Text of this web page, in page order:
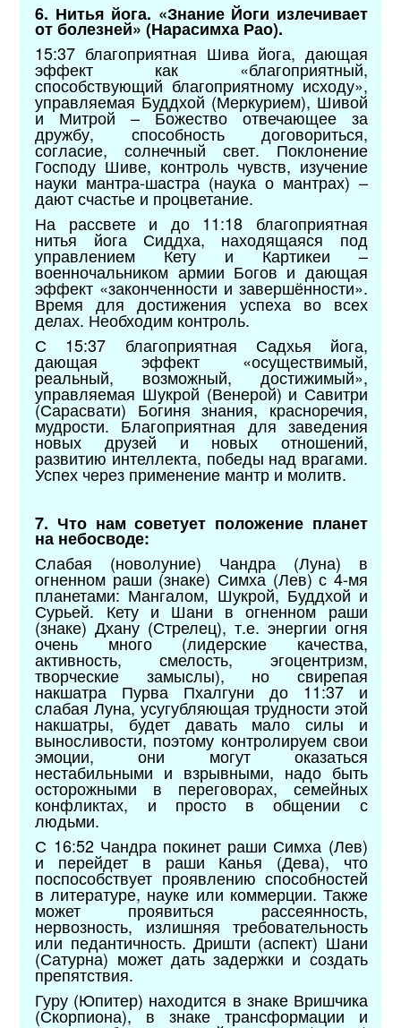
6. Нитья йога. «Знание Йоги излечивает
от болезней» (Нарасимха Рао).
15:37 благоприятная Шива йога, дающая
эффект как «благоприятный,
способствующий благоприятному исходу»,
управляемая Буддхой (Меркурием), Шивой
и Митрой – Божество отвечающее за
дружбу, способность договориться,
согласие, солнечный свет. Поклонение
Господу Шиве, контроль чувств, изучение
науки мантра-шастра (наука о мантрах) –
дают счастье и процветание.
На рассвете и до 11:18 благоприятная
нитья йога Сиддха, находящаяся под
управлением Кету и Картикеи –
военночальником армии Богов и дающая
эффект «законченности и завершённости».
Время для достижения успеха во всех
делах. Необходим контроль.
С 15:37 благоприятная Садхья йога,
дающая эффект «осуществимый,
реальный, возможный, достижимый»,
управляемая Шукрой (Венерой) и Савитри
(Сарасвати) Богиня знания, красноречия,
мудрости. Благоприятная для заведения
новых друзей и новых отношений,
развитию интеллекта, победы над врагами.
Успех через применение мантр и молитв.
7. Что нам советует положение планет
на небосводе:
Слабая (новолуние) Чандра (Луна) в
огненном раши (знаке) Симха (Лев) с 4-мя
планетами: Мангалом, Шукрой, Буддхой и
Сурьей. Кету и Шани в огненном раши
(знаке) Дхану (Стрелец), т.е. энергии огня
очень много (лидерские качества,
активность, смелость, эгоцентризм,
творческие замыслы), но свирепая
накшатра Пурва Пхалгуни до 11:37 и
слабая Луна, усугубляющая трудности этой
накшатры, будет давать мало силы и
выносливости, поэтому контролируем свои
эмоции, они могут оказаться
нестабильными и взрывными, надо быть
осторожными в переговорах, семейных
конфликтах, и просто в общении с
людьми.
С 16:52 Чандра покинет раши Симха (Лев)
и перейдет в раши Канья (Дева), что
поспособствует проявлению способностей
в литературе, науке или коммерции. Также
может проявиться рассеянность,
нервозность, излишняя требовательность
или педантичность. Дришти (аспект) Шани
(Сатурна) может дать задержки и создать
препятствия.
Гуру (Юпитер) находится в знаке Вришчика
(Скорпиона), в знаке трансформации и